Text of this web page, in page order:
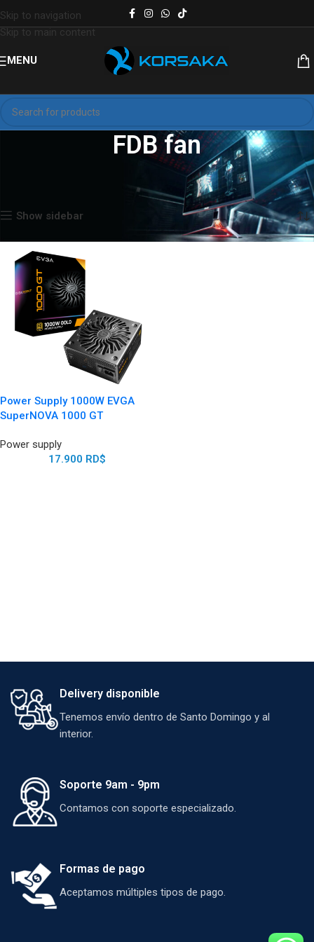
Skip to navigation
Skip to main content
MENU
FDB fan
Productos etiquetados “FDB fan”
Show sidebar
Power Supply 1000W EVGA
SuperNOVA 1000 GT
Power supply
17.900 RD$
Delivery disponible
Tenemos envío dentro de Santo Domingo y al
interior.
Soporte 9am - 9pm
Contamos con soporte especializado.
Formas de pago
Aceptamos múltiples tipos de pago.